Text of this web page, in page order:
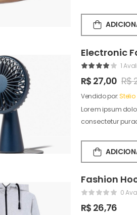
Electronic
1
R$ 27,00 R$
Vendido por:Stelio
Lorem ipsum
consectetur
Fashion
0
R$ 26,76